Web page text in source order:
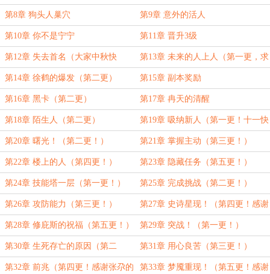
第8章 狗头人巢穴 第9章 意外的活人
第10章 你不是宁宁 第11章 晋升3级
第12章 失去首名（大家中秋快
乐！）
第13章 未来的人上人（第一更，求
收藏推
第14章 徐鹤的爆发（第二更） 第15章 副本奖励
第16章 黑卡（第二更） 第17章 冉天的清醒
第18章 陌生人（第二更） 第19章 吸纳新人（第一更！十一快
乐！）
第20章 曙光！（第二更！） 第21章 掌握主动（第三更！）
第22章 楼上的人（第四更！） 第23章 隐藏任务（第五更！）
第24章 技能塔一层（第一更！） 第25章 完成挑战（第二更！）
第26章 攻防能力（第三更！） 第27章 史诗星现！（第四更！感谢
迹墨之的和氏璧！）
第28章 修庇斯的祝福（第五更！） 第29章 突战！（第一更！）
第30章 生死存亡的原因（第二
更！）
第31章 用心良苦（第三更！）
第32章 前兆（第四更！感谢张尕的 第33章 梦魇重现！（第五更！感谢